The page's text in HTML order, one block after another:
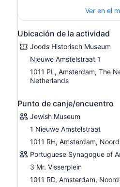
Ver en el
Ubicación de la actividad
Joods Historisch Museum
Nieuwe Amstelstraat 1
1011 PL, Amsterdam, The
Netherlands
Punto de canje/encuentro
Jewish Museum
1 Nieuwe Amstelstraat
1011 RH, Amsterdam,
Portuguese Synagogue of
3 Mr. Visserplein
1011 RD, Amsterdam,